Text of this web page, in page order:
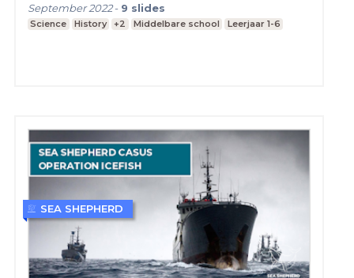
September 2022- 9 slides
Science History +2 Middelbare school Leerjaar 1-6
SEA SHEPHERD